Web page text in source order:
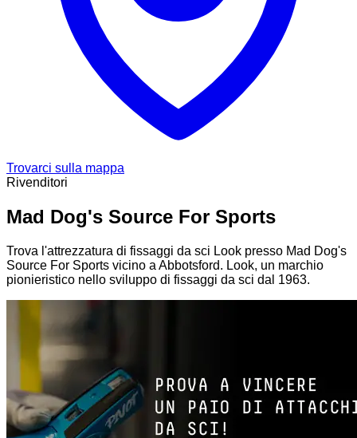
Trovarci sulla mappa
Rivenditori
Mad Dog's Source For Sports
Trova l'attrezzatura di fissaggi da sci Look presso Mad Dog's
Source For Sports vicino a Abbotsford. Look, un marchio
pionieristico nello sviluppo di fissaggi da sci dal 1963.